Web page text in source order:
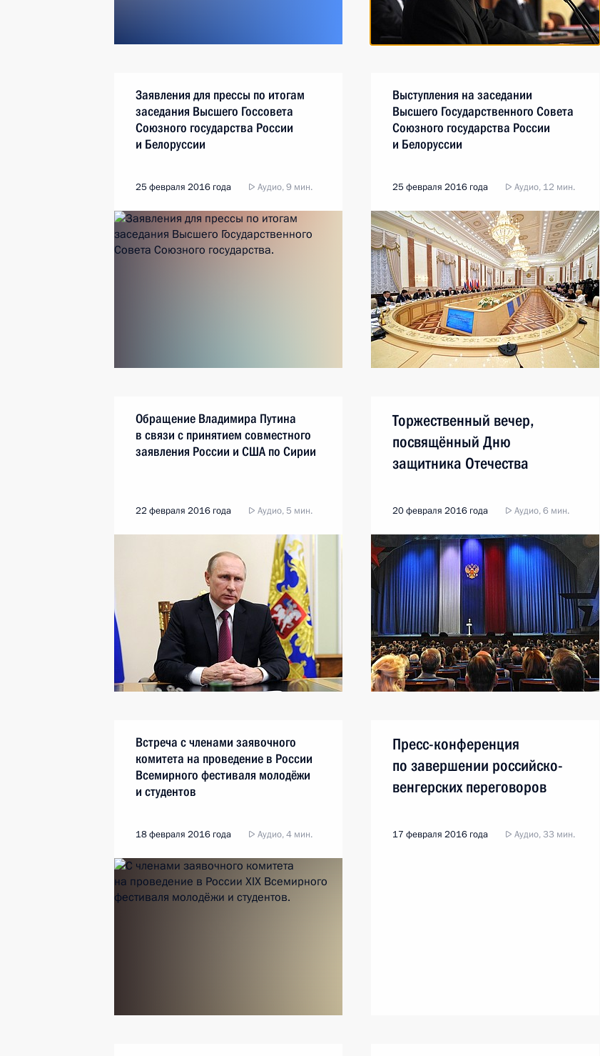
Заявления для прессы по итогам
заседания Высшего Госсовета
Союзного государства России
и Белоруссии
25 февраля 2016 года Аудио, 9 мин.
Выступления на заседании
Высшего Государственного Совета
Союзного государства России
и Белоруссии
25 февраля 2016 года Аудио, 12 мин.
Обращение Владимира Путина
в связи с принятием совместного
заявления России и США по Сирии
22 февраля 2016 года Аудио, 5 мин.
Торжественный вечер,
посвящённый Дню
защитника Отечества
20 февраля 2016 года Аудио, 6 мин.
Встреча с членами заявочного
комитета на проведение в России
Всемирного фестиваля молодёжи
и студентов
18 февраля 2016 года Аудио, 4 мин.
Пресс-конференция
по завершении российско-
венгерских переговоров
17 февраля 2016 года Аудио, 33 мин.